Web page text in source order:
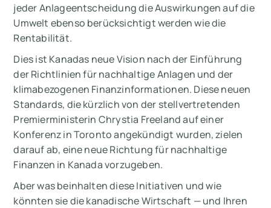
Zusammenfassung
Messen Sie Ihre CO2-Emissionen mit Arbor
jeder Anlageentscheidung die Auswirkungen auf die
Umwelt ebenso berücksichtigt werden wie die
Rentabilität.
Dies ist Kanadas neue Vision nach der Einführung
der Richtlinien für nachhaltige Anlagen und der
klimabezogenen Finanzinformationen. Diese neuen
Standards, die kürzlich von der stellvertretenden
Premierministerin Chrystia Freeland auf einer
Konferenz in Toronto angekündigt wurden, zielen
darauf ab, eine neue Richtung für nachhaltige
Finanzen in Kanada vorzugeben.
Aber was beinhalten diese Initiativen und wie
könnten sie die kanadische Wirtschaft — und Ihren